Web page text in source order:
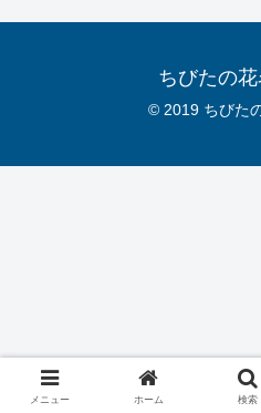
ちびたの
© 2019 ちびた
メニュー ホーム 検索